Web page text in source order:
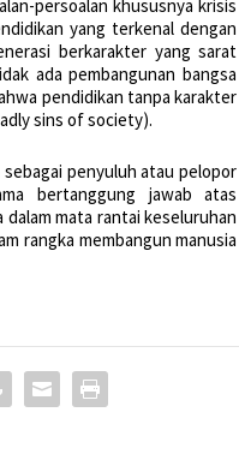
persoalan khususnya krisis
yang terkenal dengan
berkarakter yang sarat
ada pembangunan bangsa
pendidikan tanpa karakter
sins of society).
penyuluh atau pelopor
bertanggung jawab atas
mata rantai keseluruhan
rangka membangun manusia